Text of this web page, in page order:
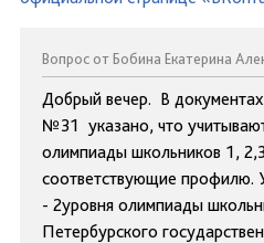
Вопрос от Бобина Екатерина
Добрый вечер. В
№31 указано, что
олимпиады школьников 1,
соответствующие профилю.
- 2уровня олимпиады
Петербурского